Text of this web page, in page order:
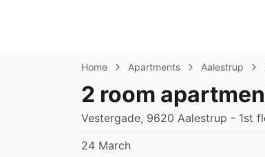
Home Apartments Aalestrup
2 room
Vestergade, 9620 Aalestrup - 1st
24 March